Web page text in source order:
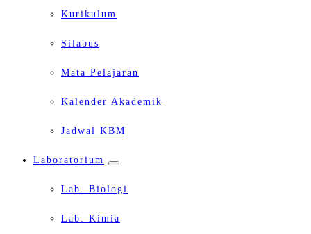
Kurikulum
Silabus
Mata Pelajaran
Kalender Akademik
Jadwal KBM
Laboratorium
Lab. Biologi
Lab. Kimia